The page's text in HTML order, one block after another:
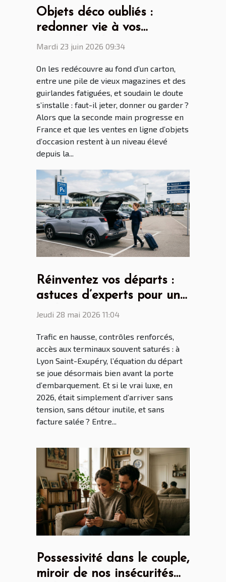
Objets déco oubliés :
redonner vie à vos
trouvailles du grenier
Mardi 23 juin 2026 09:34
On les redécouvre au fond d’un carton,
entre une pile de vieux magazines et des
guirlandes fatiguées, et soudain le doute
s’installe : faut-il jeter, donner ou garder ?
Alors que la seconde main progresse en
France et que les ventes en ligne d’objets
d’occasion restent à un niveau élevé
depuis la...
Réinventez vos départs :
astuces d’experts pour un
parking aéroport lyon saint
Jeudi 28 mai 2026 11:04
Trafic en hausse, contrôles renforcés,
accès aux terminaux souvent saturés : à
Lyon Saint-Exupéry, l’équation du départ
se joue désormais bien avant la porte
d’embarquement. Et si le vrai luxe, en
2026, était simplement d’arriver sans
tension, sans détour inutile, et sans
facture salée ? Entre...
Possessivité dans le couple,
miroir de nos insécurités